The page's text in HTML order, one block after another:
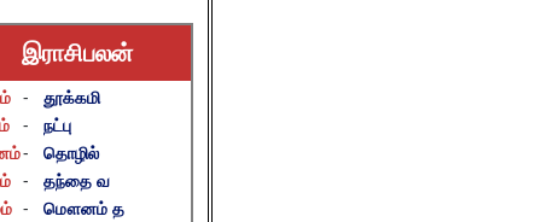
இராசிபலன்
-
தூக்கமி
- நட்பு
- தொழில்
- தந்தை வ
- மௌனம் த